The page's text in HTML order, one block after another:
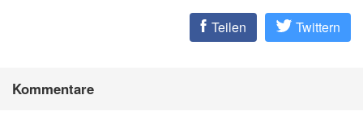
Teilen Twittern
Kommentare